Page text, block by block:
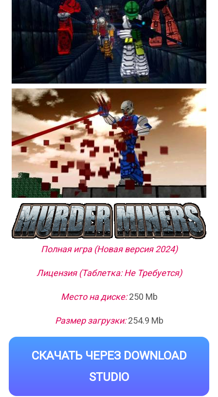
Полная игра (Новая версия 2024)
Лицензия (Таблетка: Не Требуется)
Место на диске:250 Mb
Размер загрузки:254.9 Mb
СКАЧАТЬ ЧЕРЕЗ DOWNLOAD
STUDIO